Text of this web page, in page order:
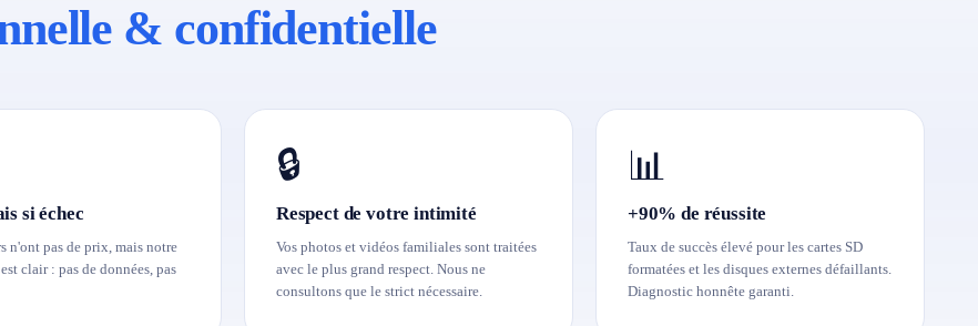
& confidentielle
si échec
n'ont pas de prix, mais notre
clair : pas de données, pas
🔒
Respect de votre intimité
Vos photos et vidéos familiales sont traitées
avec le plus grand respect. Nous ne
consultons que le strict nécessaire.
📊
+90% de réussite
Taux de succès élevé pour les cartes SD
formatées et les disques externes défaillants.
Diagnostic honnête garanti.